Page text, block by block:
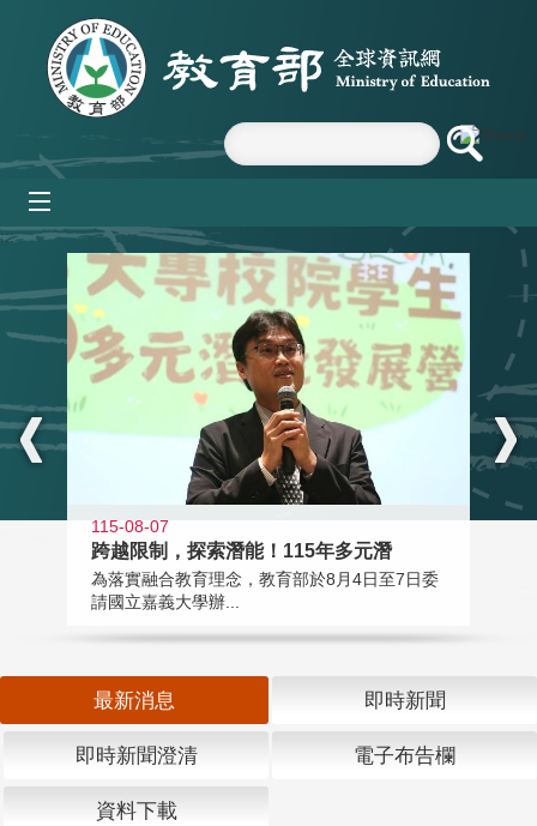
跳到主要內容區塊
:::
115-08-07
跨越限制，探索潛能！115年多元潛
為落實融合教育理念，教育部於8月4日至7日委
請國立嘉義大學辦...
最新消息 即時新聞
即時新聞澄清 電子布告欄
資料下載